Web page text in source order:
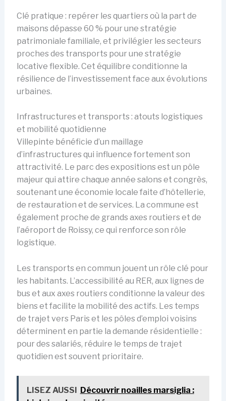
Clé pratique : repérer les quartiers où la part de
maisons dépasse 60 % pour une stratégie
patrimoniale familiale, et privilégier les secteurs
proches des transports pour une stratégie
locative flexible. Cet équilibre conditionne la
résilience de l’investissement face aux évolutions
urbaines.
Infrastructures et transports : atouts logistiques
et mobilité quotidienne
Villepinte bénéficie d’un maillage
d’infrastructures qui influence fortement son
attractivité. Le parc des expositions est un pôle
majeur qui attire chaque année salons et congrès,
soutenant une économie locale faite d’hôtellerie,
de restauration et de services. La commune est
également proche de grands axes routiers et de
l’aéroport de Roissy, ce qui renforce son rôle
logistique.
Les transports en commun jouent un rôle clé pour
les habitants. L’accessibilité au RER, aux lignes de
bus et aux axes routiers conditionne la valeur des
biens et facilite la mobilité des actifs. Les temps
de trajet vers Paris et les pôles d’emploi voisins
déterminent en partie la demande résidentielle :
pour des salariés, réduire le temps de trajet
quotidien est souvent prioritaire.
LISEZ AUSSI Découvrir noailles marsiglia :